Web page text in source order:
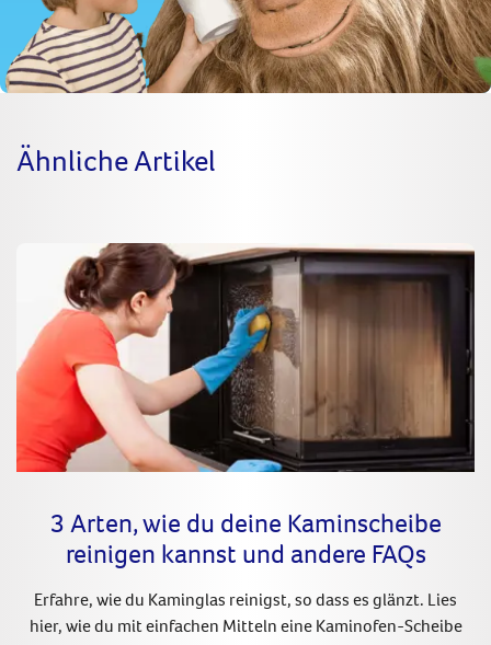
Ähnliche Artikel
3 Arten, wie du deine Kaminscheibe
reinigen kannst und andere FAQs
Erfahre, wie du Kaminglas reinigst, so dass es glänzt. Lies
hier, wie du mit einfachen Mitteln eine Kaminofen-Scheibe